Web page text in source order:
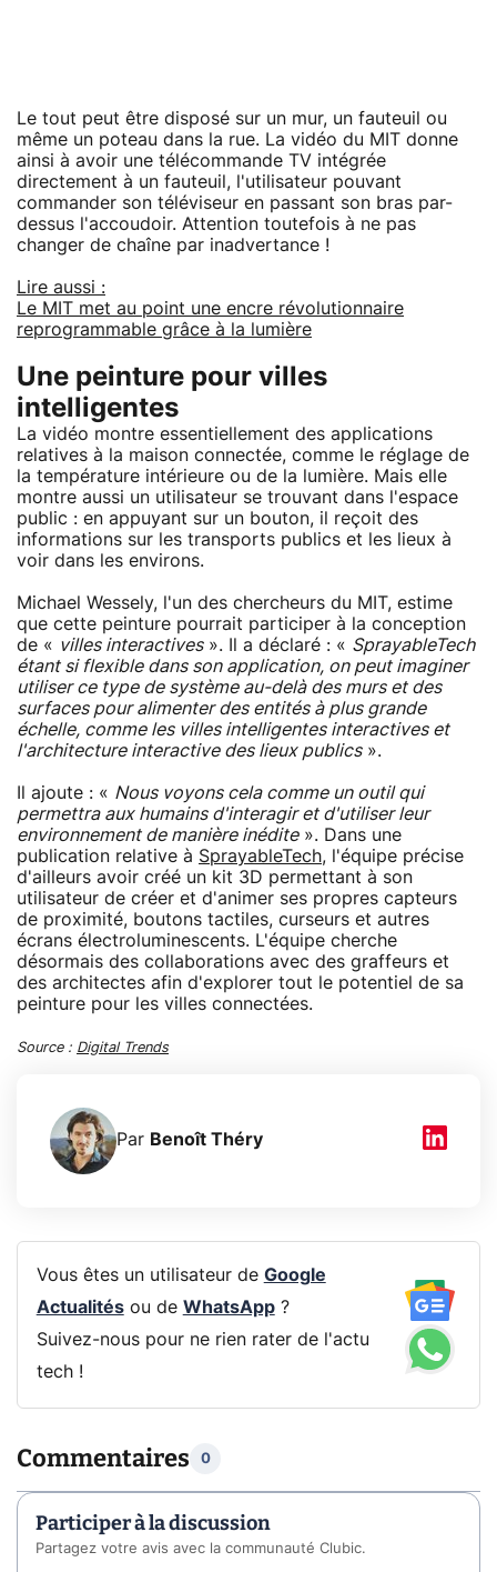
Le tout peut être disposé sur un mur, un fauteuil ou
même un poteau dans la rue. La vidéo du MIT donne
ainsi à avoir une télécommande TV intégrée
directement à un fauteuil, l'utilisateur pouvant
commander son téléviseur en passant son bras par-
dessus l'accoudoir. Attention toutefois à ne pas
changer de chaîne par inadvertance !
Lire aussi :
Le MIT met au point une encre révolutionnaire
reprogrammable grâce à la lumière
Une peinture pour villes
intelligentes
La vidéo montre essentiellement des applications
relatives à la maison connectée, comme le réglage de
la température intérieure ou de la lumière. Mais elle
montre aussi un utilisateur se trouvant dans l'espace
public : en appuyant sur un bouton, il reçoit des
informations sur les transports publics et les lieux à
voir dans les environs.
Michael Wessely, l'un des chercheurs du MIT, estime
que cette peinture pourrait participer à la conception
de « villes interactives». Il a déclaré : « SprayableTech
étant si flexible dans son application, on peut imaginer
utiliser ce type de système au-delà des murs et des
surfaces pour alimenter des entités à plus grande
échelle, comme les villes intelligentes interactives et
l'architecture interactive des lieux publics».
Il ajoute : « Nous voyons cela comme un outil qui
permettra aux humains d'interagir et d'utiliser leur
environnement de manière inédite». Dans une
publication relative à SprayableTech, l'équipe précise
d'ailleurs avoir créé un kit 3D permettant à son
utilisateur de créer et d'animer ses propres capteurs
de proximité, boutons tactiles, curseurs et autres
écrans électroluminescents. L'équipe cherche
désormais des collaborations avec des graffeurs et
des architectes afin d'explorer tout le potentiel de sa
peinture pour les villes connectées.
Source : Digital Trends
Par Benoît Théry
Vous êtes un utilisateur de Google
Actualitésou de WhatsApp?
Suivez-nous pour ne rien rater de l'actu
tech !
Commentaires 0
Participer à la discussion
Partagez votre avis avec la communauté Clubic.